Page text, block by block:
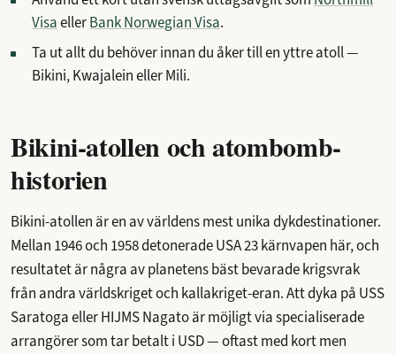
VisaellerBank Norwegian Visa.
Ta ut allt du behöver innan du åker till en yttre atoll —
Bikini, Kwajalein eller Mili.
Bikini-atollen och atombomb-
historien
Bikini-atollen är en av världens mest unika dykdestinationer.
Mellan 1946 och 1958 detonerade USA 23 kärnvapen här, och
resultatet är några av planetens bäst bevarade krigsvrak
från andra världskriget och kallakriget-eran. Att dyka på USS
Saratoga eller HIJMS Nagato är möjligt via specialiserade
arrangörer som tar betalt i USD — oftast med kort men